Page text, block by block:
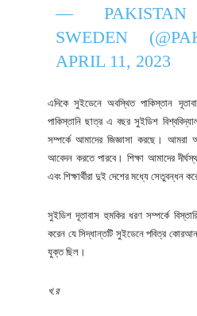
— PAKISTAN
SWEDEN
APRIL 11, 2023
এদিকে সুইডেনে অবস্থিত পাকিস্তান
পাকিস্তানি ছাত্র এ বছর সুইডিশ
সম্পর্কে আমাদের জিজ্ঞাসা করছে। আমরা
আবেদন করতে পারবে। শিক্ষা আমাদের
এবং শিক্ষার্থীরা দুই দেশের মধ্যে সেতুবন্ধন
সুইডিশ দূতাবাস হুমকির ধরণ সম্পর্কে
করেন যে সিদ্ধান্তটি সুইডেনে পবিত্র
যুক্ত ছিল।
খ.র